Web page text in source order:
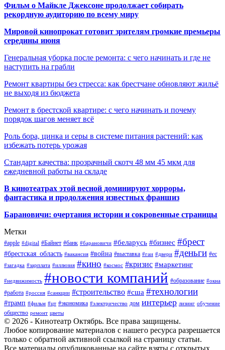
Фильм о Майкле Джексоне продолжает собирать
рекордную аудиторию по всему миру
Мировой кинопрокат готовит зрителям громкие премьеры
середины июня
Генеральная уборка после ремонта: с чего начинать и где не
наступить на грабли
Ремонт квартиры без стресса: как брестчане обновляют жильё
не выходя из бюджета
Ремонт в брестской квартире: с чего начинать и почему
порядок шагов меняет всё
Роль бора, цинка и серы в системе питания растений: как
избежать потерь урожая
Стандарт качества: прозрачный скотч 48 мм 45 мкм для
ежедневной работы на складе
В кинотеатрах этой весной доминируют хорроры,
фантастика и продолжения известных франшиз
Барановичи: очертания истории и сокровенные страницы
Метки
#apple #digital #Байнет #банк #барановичи #беларусь #бизнес #брест
#брестская_область #вакансия #война #выставка #гаи #двери #деньги #ес
#загадка #зарплата #иллюзия #кино #космос #кризис #маркетинг
#недвижимость #новости компаний #образование #окна
#работа #россия #санкции #строительство #сша #технологии
#трамп #фильм #цт #экономика #электричество дом интерьер лизинг обучение
общество ремонт цветы
© 2026 - Кинотеатр Октябрь. Все права защищены.
Любое копирование материалов с нашего ресурса разрешается
только с обратной активной ссылкой на страницу статьи.
Все материалы опубликованные на сайте взяты с открытых